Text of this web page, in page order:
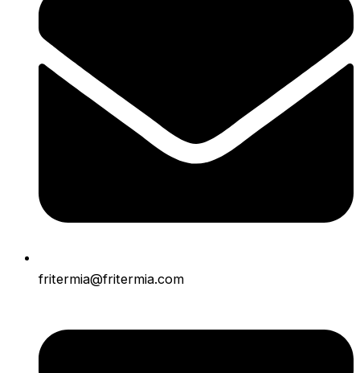
fritermia@fritermia.com